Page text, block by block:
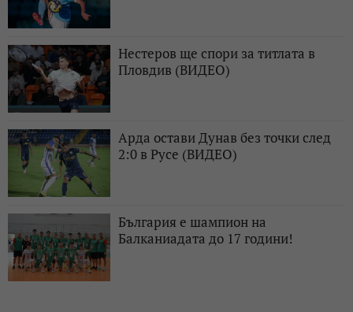
Нестеров ще спори за титлата в
Пловдив (ВИДЕО)
Арда остави Дунав без точки след
2:0 в Русе (ВИДЕО)
България е шампион на
Балканиадата до 17 години!